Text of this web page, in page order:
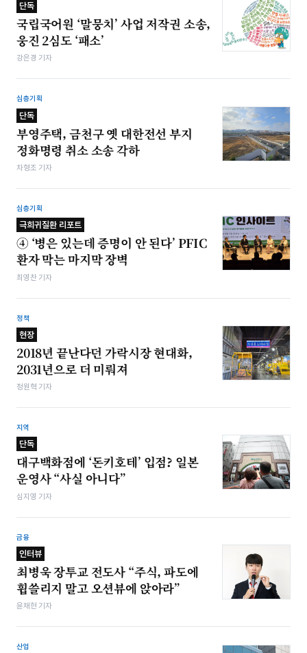
단독
국립국어원 ‘말뭉치’ 사업 저작권 소송,
웅진 2심도 ‘패소’
강은경 기자
심층기획
단독
부영주택, 금천구 옛 대한전선 부지
정화명령 취소 소송 각하
차형조 기자
심층기획
극희귀질환 리포트
④ ‘병은 있는데 증명이 안 된다’ PFIC
환자 막는 마지막 장벽
최영찬 기자
정책
현장
2018년 끝난다던 가락시장 현대화,
2031년으로 더 미뤄져
정원혁 기자
지역
단독
대구백화점에 ‘돈키호테’ 입점? 일본
운영사 “사실 아니다”
심지영 기자
금융
인터뷰
최병욱 장투교 전도사 “주식, 파도에
휩쓸리지 말고 오션뷰에 앉아라”
윤채현 기자
산업